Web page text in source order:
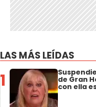
LAS MÁS LEÍDAS
1 de Gran
con ella